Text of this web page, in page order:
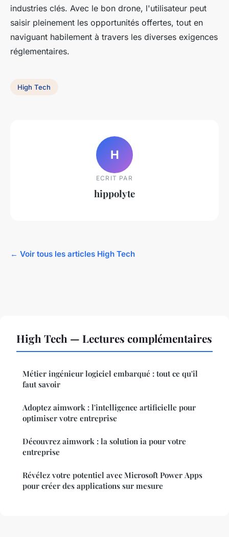
industries clés. Avec le bon drone, l'utilisateur peut
saisir pleinement les opportunités offertes, tout en
naviguant habilement à travers les diverses exigences
réglementaires.
High Tech
H
ECRIT PAR
hippolyte
← Voir tous les articles High Tech
High Tech — Lectures complémentaires
Métier ingénieur logiciel embarqué : tout ce qu'il
faut savoir
Adoptez aimwork : l'intelligence artificielle pour
optimiser votre entreprise
Découvrez aimwork : la solution ia pour votre
entreprise
Révélez votre potentiel avec Microsoft Power Apps
pour créer des applications sur mesure